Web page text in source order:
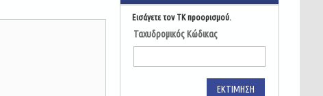
Εισάγετε τον ΤΚ προορισμού.
Ταχυδρομικός Κώδικας
ΕΚΤΊΜΗΣΗ